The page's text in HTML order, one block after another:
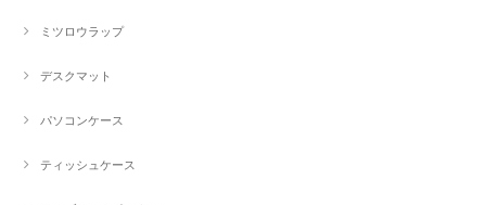
ミツロウラップ
デスクマット
パソコンケース
ティッシュケース